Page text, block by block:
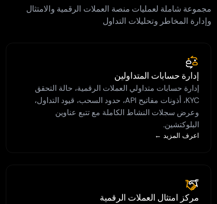
مجموعة شاملة لعمليات منصة العملات الرقمية والامتثال
وإدارة المخاطر وتحليلات التداول
إدارة حسابات المتداولين
إدارة حسابات متداولي العملات الرقمية، حالة التحقق
KYC، أذونات مفاتيح API، حدود السحب، قيود التداول،
وعرض سجلات النشاط الكاملة مع تتبع عناوين
البلوكتشين.
اعرف المزيد ←
مركز امتثال العملات الرقمية